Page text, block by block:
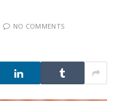
NO COMMENTS